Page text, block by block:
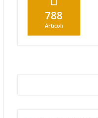
788
Articoli